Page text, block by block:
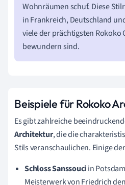
Wohnräumen schuf. Diese
in Frankreich, Deutschland
viele der prächtigsten Rokoko
bewundern sind.
Beispiele für Rokoko
Es gibt zahlreiche
Architektur, die die
Stils veranschaulichen. Einige
Schloss Sanssouciin
Meisterwerk von Friedrich